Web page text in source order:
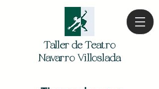
Taller de Teatro
Navarro Villoslada